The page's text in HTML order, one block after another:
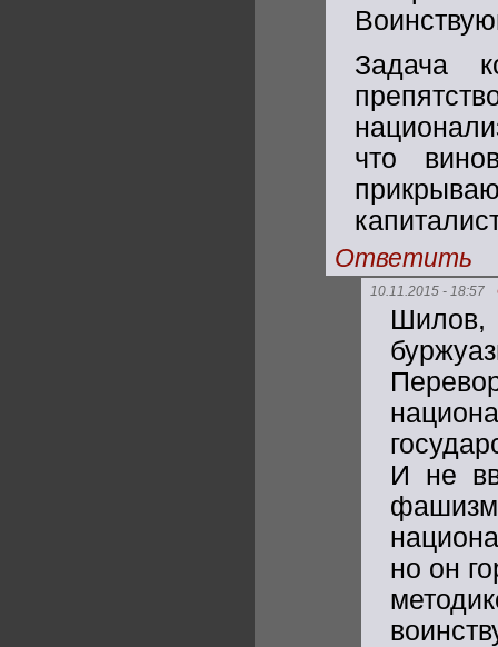
Задача
что
Ответить
10.11.2015 - 18:57
Шилов,
И не
но он